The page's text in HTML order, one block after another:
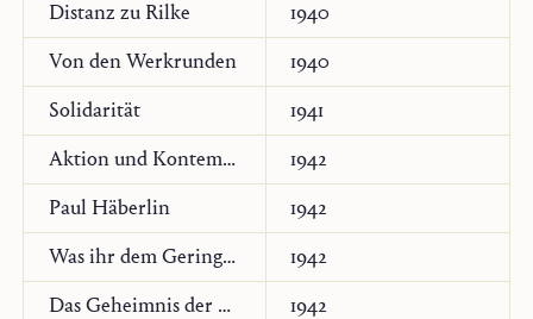
Distanz zu Rilke
1940
Von den Werkrunden
1940
Solidarität
1941
Aktion und Kontemplation
1942
Paul Häberlin
1942
Was ihr dem Geringsten meiner Brüder getan habt
1942
Das Geheimnis der Gnade
1942